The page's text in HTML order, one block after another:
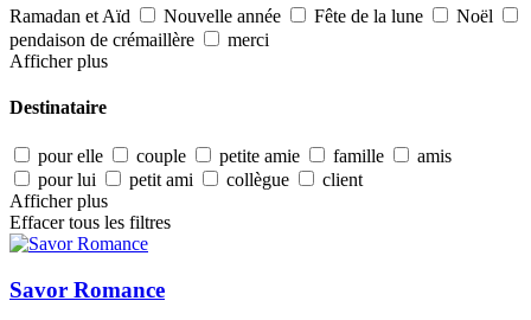
Ramadan et Aïd
Nouvelle année Fête de la lune
Noël
pendaison de crémaillère
merci
Afficher plus
Destinataire
pour elle couple petite amie famille
amis
pour lui
petit ami collègue
client
Afficher plus
Effacer tous les filtres
Savor Romance